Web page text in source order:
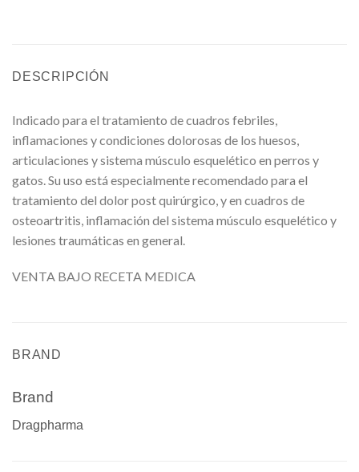
DESCRIPCIÓN
Indicado para el tratamiento de cuadros febriles,
inflamaciones y condiciones dolorosas de los huesos,
articulaciones y sistema músculo esquelético en perros y
gatos. Su uso está especialmente recomendado para el
tratamiento del dolor post quirúrgico, y en cuadros de
osteoartritis, inflamación del sistema músculo esquelético y
lesiones traumáticas en general.
VENTA BAJO RECETA MEDICA
BRAND
Brand
Dragpharma